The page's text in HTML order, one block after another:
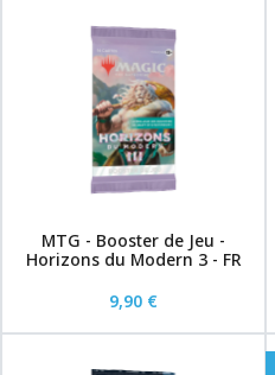
MTG - Booster de Jeu -
Horizons du Modern 3 - FR
9,90 €